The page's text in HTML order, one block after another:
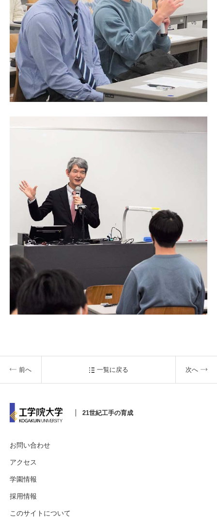
前へ 一覧に戻る 次へ
21世紀工手の育成
お問い合わせ
アクセス
学園情報
採用情報
このサイトについて